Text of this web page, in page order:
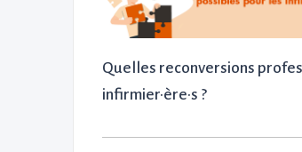
Quelles reconversions
infirmier·ère·s ?